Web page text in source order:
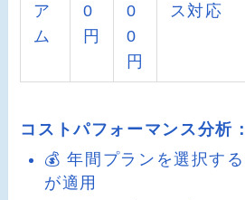
ア
ム
0
円
0
0
円
ス対応
コストパフォーマンス分析：
💰 年間プランを選択す
が適用